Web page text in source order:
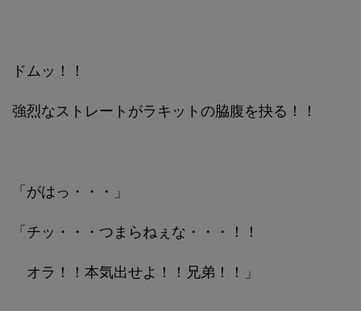
ドムッ！！
強烈なストレートがラキットの脇腹を抉る！！
「がはっ・・・」
「チッ・・・つまらねぇな・・・！！
オラ！！本気出せよ！！兄弟！！」